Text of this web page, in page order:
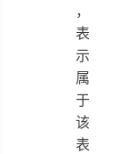
，
表
示
属
于
该
表